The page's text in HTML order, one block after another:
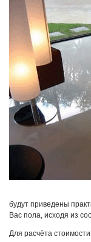
будут приведены
Вас пола, исходя из
Для расчёта